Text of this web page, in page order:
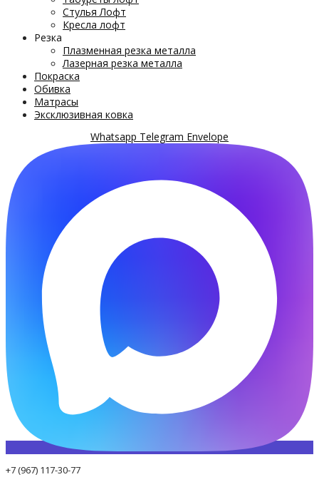
Стулья Лофт
Кресла лофт
Резка
Плазменная резка металла
Лазерная резка металла
Покраска
Обивка
Матрасы
Эксклюзивная ковка
Whatsapp Telegram Envelope
+7 (967) 117-30-77